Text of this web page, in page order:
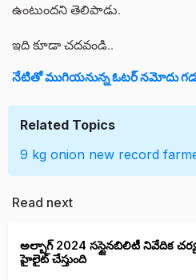
ఉంటుందని తెలిపాడు.
ఇది కూడా చదవండి..
నేటితో ముగియనున్న ఓటర్‌ నమోదు
Related Topics
9 kg onion new record
Read next
అల్బాగ్ 2024 సస్టైనబిలిటీ నివేదిక
హైలైట్ చేస్తుంది